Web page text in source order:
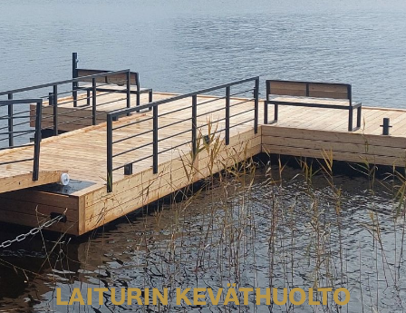
LAITURIN KEVÄTHUOLTO